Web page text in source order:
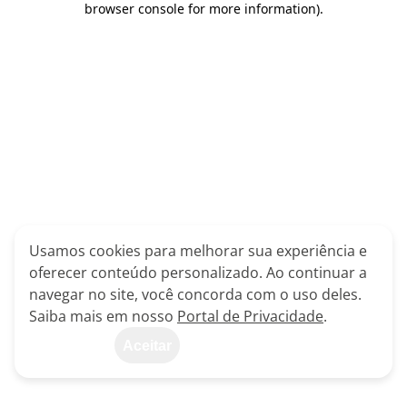
browser console for more information).
Usamos cookies para melhorar sua experiência e
oferecer conteúdo personalizado. Ao continuar a
navegar no site, você concorda com o uso deles.
Saiba mais em nosso Portal de Privacidade.